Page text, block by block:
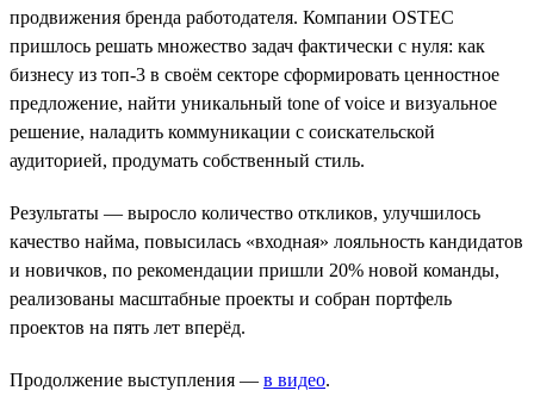
продвижения бренда работодателя. Компании OSTEC
пришлось решать множество задач фактически с нуля: как
бизнесу из топ-3 в своём секторе сформировать ценностное
предложение, найти уникальный tone of voice и визуальное
решение, наладить коммуникации с соискательской
аудиторией, продумать собственный стиль.
Результаты — выросло количество откликов, улучшилось
качество найма, повысилась «входная» лояльность кандидатов
и новичков, по рекомендации пришли 20% новой команды,
реализованы масштабные проекты и собран портфель
проектов на пять лет вперёд.
Продолжение выступления — в видео.